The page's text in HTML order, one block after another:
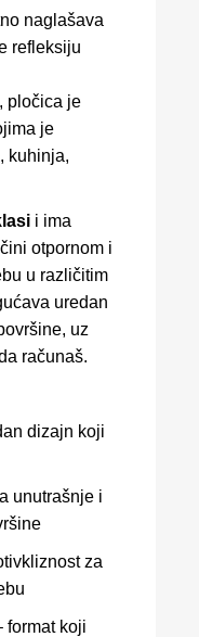
naglašava
refleksiju
, pločica je
je
kuhinja,
i ima
otpornom i
u različitim
uredan
uz
računaš.
dizajn koji
unutrašnje i
za
format koji